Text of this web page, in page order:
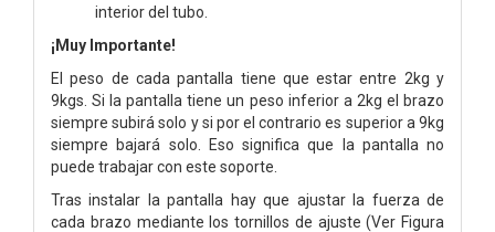
interior del tubo.
¡Muy Importante!
El peso de cada pantalla tiene que estar entre 2kg y
9kgs. Si la pantalla tiene un peso inferior a 2kg el brazo
siempre subirá solo y si por el contrario es superior a 9kg
siempre bajará solo. Eso significa que la pantalla no
puede trabajar con este soporte.
Tras instalar la pantalla hay que ajustar la fuerza de
cada brazo mediante los tornillos de ajuste (Ver Figura